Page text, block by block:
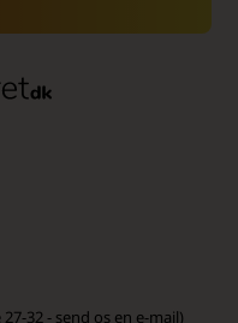
32 - send os en e-mail)